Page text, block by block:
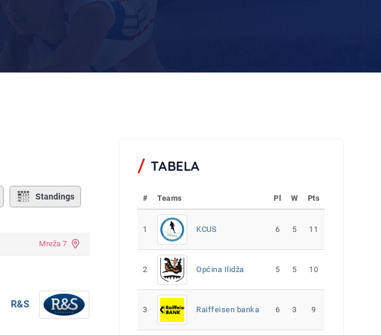
Standings
Mreža 7
R&S
TABELA
# Teams Pl W Pts
1 KCUS 6 5 11
2 Općina Ilidža 5 5 10
3 Raiffeisen banka 6 3 9